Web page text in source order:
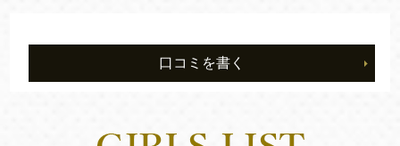
口コミを書く